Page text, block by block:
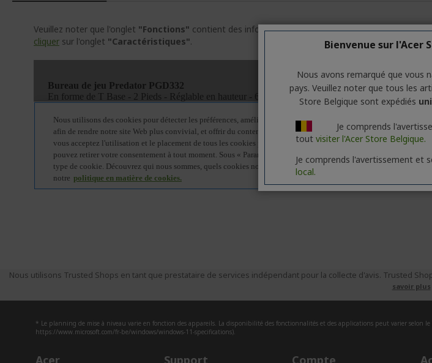
Veuillez noter que l'onglet "Fonctions" contient des informations générales sur la série des
cliquer sur l'onglet "Caractéristiques".
Nous utilisons Trusted Shops en tant que prestataire de services indépendant pour la collecte d'avis. Trusted
savoir plus
* Le planning de mise à niveau varie en fonction des appareils. La disponibilité des fonctionnalités et des applications peut varier selon
https://www.microsoft.com/fr-be/windows/windows-11-specifications).
Acer Support Compte
Bienvenue sur l'Acer
Nous avons remarqué que vous
pays. Veuillez noter que tous les
Store Belgique sont expédiés
Je comprends
tout visiter l'Acer Store Belgique.
Je comprends l'avertissement et
local.